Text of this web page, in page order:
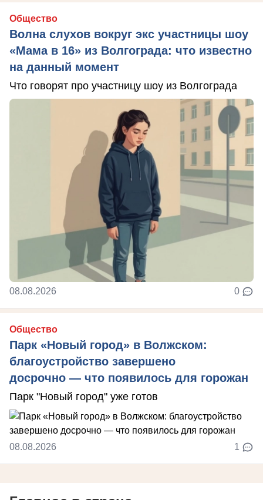
Общество
Волна слухов вокруг экс участницы шоу
«Мама в 16» из Волгограда: что известно
на данный момент
Что говорят про участницу шоу из Волгограда
08.08.2026 0
Общество
Парк «Новый город» в Волжском:
благоустройство завершено
досрочно — что появилось для горожан
Парк "Новый город" уже готов
08.08.2026 1